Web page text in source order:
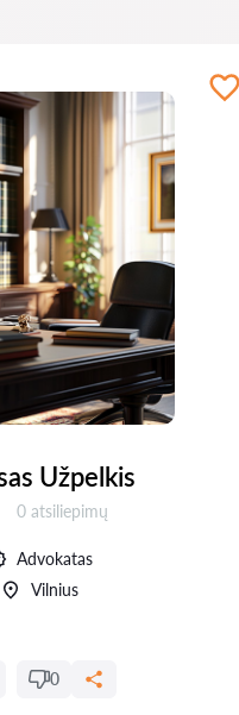
Užpelkis
Atsiliepimų:
0 atsiliepimų
Advokatas
Vilnius
0